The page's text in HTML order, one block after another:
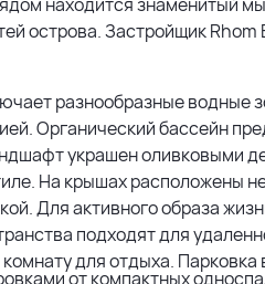
острова. Застройщик Rhom
разнообразные водные
Органический бассейн
украшен оливковыми
На крышах расположены
Для активного образа
подходят для
для отдыха.
от компактных